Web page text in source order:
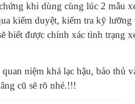
khi dùng cùng lúc 2 mẫu
kiểm duyệt, kiểm tra kỹ lưỡng
biết được chính xác tình trạng
niệm khá lạc hậu, bảo thủ
cũ sẽ rõ nhé.!!!